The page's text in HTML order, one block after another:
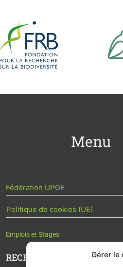
Gérer le
Menu
Fédération UPGE
Politique de cookies (UE)
Emplois et Stages
RECEVOIR L'ACTU DE LA